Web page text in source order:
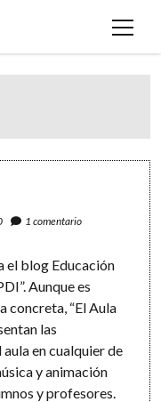
open
1 comentario
el blog Educación
Aunque es
concreta, “El Aula
las
en cualquier de
y animación
y profesores.